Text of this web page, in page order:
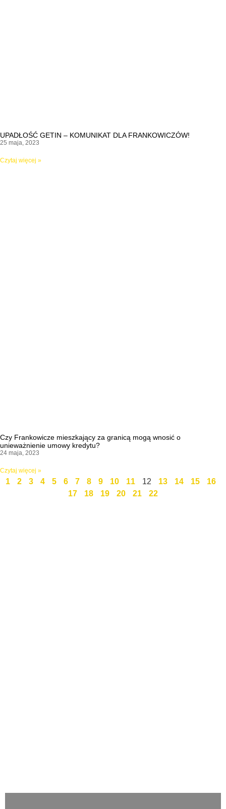
UPADŁOŚĆ GETIN – KOMUNIKAT DLA FRANKOWICZÓW!
25 maja, 2023
Czytaj więcej »
Czy Frankowicze mieszkający za granicą mogą wnosić o
unieważnienie umowy kredytu?
24 maja, 2023
Czytaj więcej »
1 2 3 4 5 6 7 8 9 10 11 12 13 14 15
16
17
18 19 20 21 22